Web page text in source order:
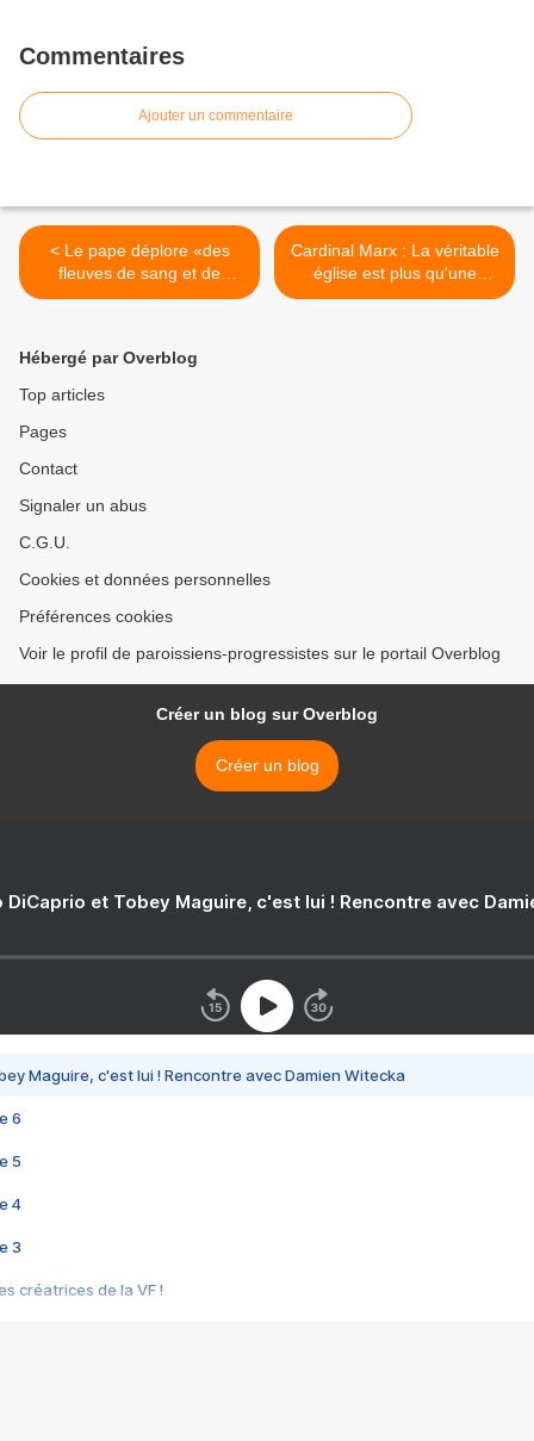
Commentaires
Ajouter un commentaire
< Le pape déplore «des
fleuves de sang et de
larmes»
Cardinal Marx : La véritable
église est plus qu'une
confession dogmatique >
Hébergé par Overblog
Top articles
Pages
Contact
Signaler un abus
C.G.U.
Cookies et données personnelles
Préférences cookies
Voir le profil de paroissiens-progressistes sur le portail Overblog
Créer un blog sur Overblog
Créer un blog
DiCaprio et Tobey Maguire, c'est lui ! Rencontre avec
Maguire, c'est lui ! Rencontre avec Damien Witecka
6
5
4
3
créatrices de la VF !